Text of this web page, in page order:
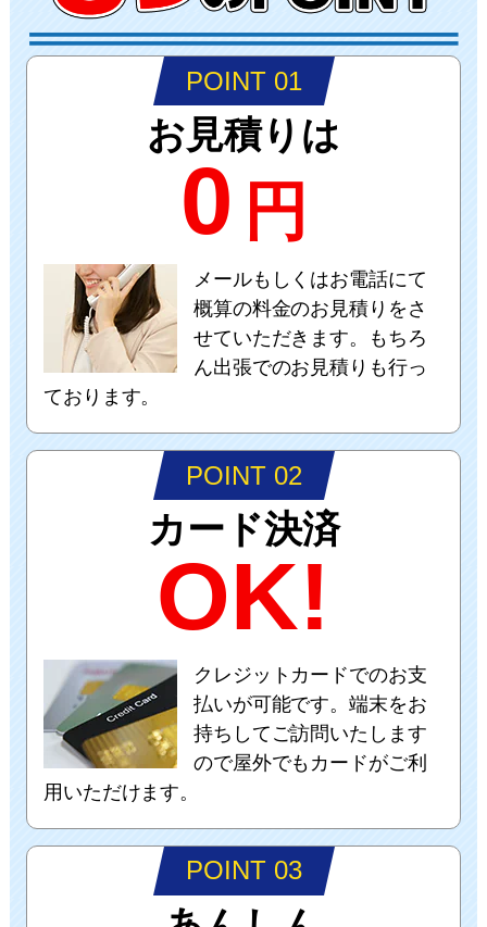
POINT 01
お見積りは
0 円
メールもしくはお電話にて
概算の料金のお見積りをさ
せていただきます。もちろ
ん出張でのお見積りも行っ
ております。
POINT 02
カード決済
OK!
クレジットカードでのお支
払いが可能です。端末をお
持ちしてご訪問いたします
ので屋外でもカードがご利
用いただけます。
POINT 03